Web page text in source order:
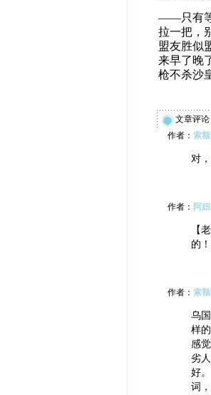
——只有等
拉一把，
盟友胜似
来早了晚
枪不杀沙
文章评论
作者： 索额
对
作者： 阿
【
的
作者： 索额
乌
样
感
劣
好
词